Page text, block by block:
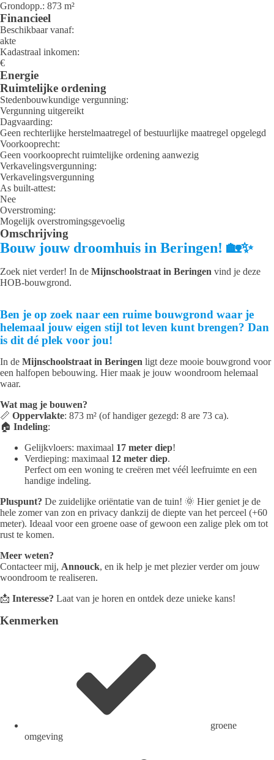
Grondopp.: 873 m²
Financieel
Beschikbaar vanaf:
akte
Kadastraal inkomen:
€
Energie
Ruimtelijke ordening
Stedenbouwkundige vergunning:
Vergunning uitgereikt
Dagvaarding:
Geen rechterlijke herstelmaatregel of bestuurlijke maatregel opgelegd
Voorkooprecht:
Geen voorkooprecht ruimtelijke ordening aanwezig
Verkavelingsvergunning:
Verkavelingsvergunning
As built-attest:
Nee
Overstroming:
Mogelijk overstromingsgevoelig
Omschrijving
Bouw jouw droomhuis in Beringen! 🏡✨
Zoek niet verder! In de Mijnschoolstraat in Beringen vind je deze
HOB-bouwgrond.
Ben je op zoek naar een ruime bouwgrond waar je
helemaal jouw eigen stijl tot leven kunt brengen? Dan
is dit dé plek voor jou!
In de Mijnschoolstraat in Beringen ligt deze mooie bouwgrond voor
een halfopen bebouwing. Hier maak je jouw woondroom helemaal
waar.
Wat mag je bouwen?
📏 Oppervlakte: 873 m² (of handiger gezegd: 8 are 73 ca).
🏠 Indeling:
Gelijkvloers: maximaal 17 meter diep!
Verdieping: maximaal 12 meter diep.
Perfect om een woning te creëren met véél leefruimte en een
handige indeling.
Pluspunt? De zuidelijke oriëntatie van de tuin! 🌞 Hier geniet je de
hele zomer van zon en privacy dankzij de diepte van het perceel (+60
meter). Ideaal voor een groene oase of gewoon een zalige plek om tot
rust te komen.
Meer weten?
Contacteer mij, Annouck, en ik help je met plezier verder om jouw
woondroom te realiseren.
📩 Interesse? Laat van je horen en ontdek deze unieke kans!
Kenmerken
groene
omgeving